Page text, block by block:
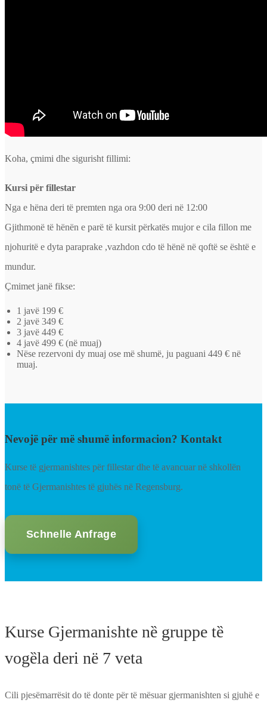
Koha, çmimi dhe sigurisht fillimi:
Kursi për fillestar
Nga e hëna deri të premten nga ora 9:00 deri në 12:00
Gjithmonë të hënën e parë të kursit përkatës mujor e cila fillon me
njohuritë e dyta paraprake ,vazhdon cdo të hënë në qoftë se është e
mundur.
Çmimet janë fikse:
1 javë 199 €
2 javë 349 €
3 javë 449 €
4 javë 499 € (në muaj)
Nëse rezervoni dy muaj ose më shumë, ju paguani 449 € në
muaj.
Nevojë për më shumë informacion? Kontakt
Kurse të gjermanishtes për fillestar dhe të avancuar në shkollën
tonë të Gjermanishtes të gjuhës në Regensburg.
Schnelle Anfrage
Kurse Gjermanishte nȅ gruppe tȅ
vogȅla deri në 7 veta
Cili pjesëmarrësit do të donte për të mësuar gjermanishten si gjuhë e